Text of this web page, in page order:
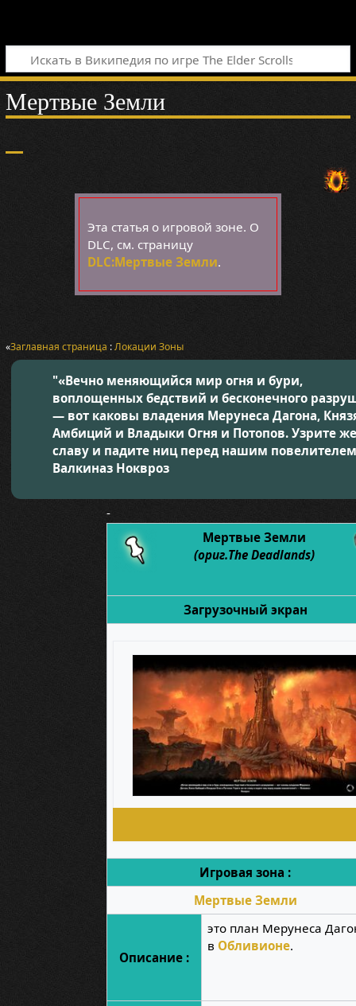
Мертвые Земли
Эта статья о игровой зоне. О
DLC, см. страницу
DLC:Мертвые Земли.
«Заглавная страница :Локации Зоны
"«Вечно меняющийся мир огня и бури,
воплощенных бедствий и бесконечного
— вот каковы владения Мерунеса Дагона,
Амбиций и Владыки Огня и Потопов. Узрите
славу и падите ниц перед нашим
Валкиназ Ноквроз
-
Мертвые Земли
(ориг.The Deadlands)
Загрузочный экран
Игровая зона :
Мертвые Земли
Описание :
это план Мерунеса
в Обливионе.